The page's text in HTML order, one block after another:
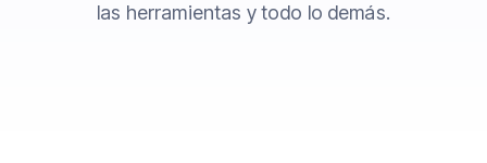
las herramientas y todo lo demás.